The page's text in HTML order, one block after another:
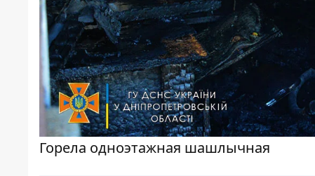
Горела одноэтажная шашлычная